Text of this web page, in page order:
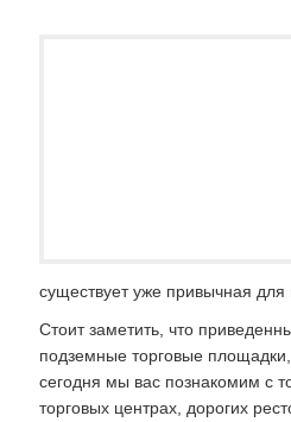
существует уже привычная для
Стоит заметить, что
подземные торговые
сегодня мы вас познакомим с
торговых центрах, дорогих